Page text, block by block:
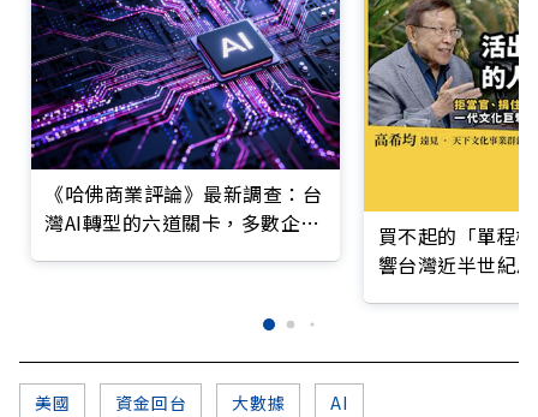
《哈佛商業評論》最新調查：台
灣AI轉型的六道關卡，多數企業
買不起的「單程
響台灣近半世紀
美國 資金回台 大數據 AI